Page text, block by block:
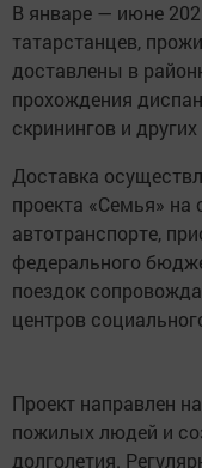
В январе — июне
татарстанцев,
доставлены в
прохождения
скринингов и
Доставка
проекта «Семья»
автотранспорте,
федерального
поездок
центров
Проект направлен
пожилых людей и
долголетия.